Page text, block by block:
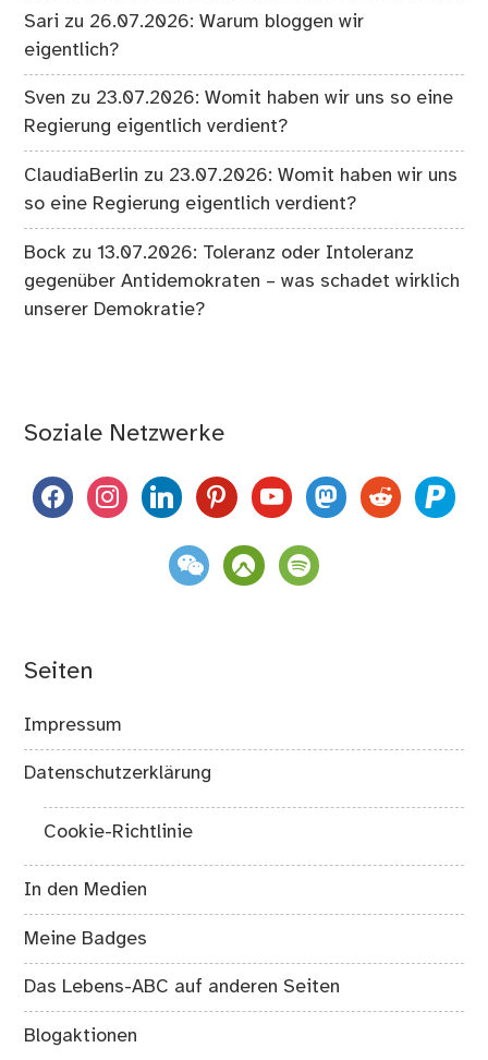
Sari zu 26.07.2026: Warum bloggen wir
eigentlich?
Sven zu 23.07.2026: Womit haben wir uns so eine
Regierung eigentlich verdient?
ClaudiaBerlin zu 23.07.2026: Womit haben wir uns
so eine Regierung eigentlich verdient?
Bock zu13.07.2026: Toleranz oder Intoleranz
gegenüber Antidemokraten – was schadet wirklich
unserer Demokratie?
Soziale Netzwerke
facebookinstagramlinkedinpinterestyoutubemastodon
reddit paypal
weixin komootspotify
Seiten
Impressum
Datenschutzerklärung
Cookie-Richtlinie
In den Medien
Meine Badges
Das Lebens-ABC auf anderen Seiten
Blogaktionen